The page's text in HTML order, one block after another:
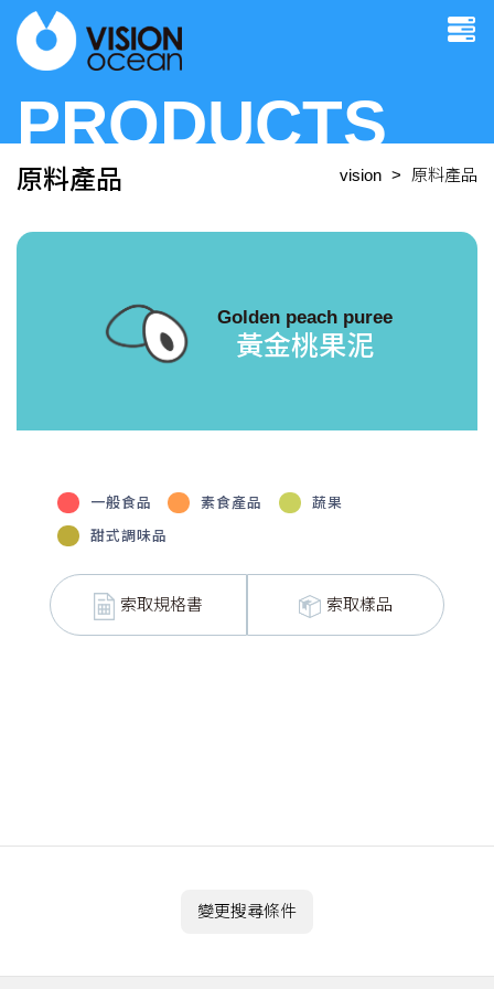
PRODUCTS
原料產品 vision 原料產品
Golden peach puree
黃金桃果泥
一般食品 素食產品 蔬果
甜式調味品
索取規格書 索取樣品
變更搜尋條件